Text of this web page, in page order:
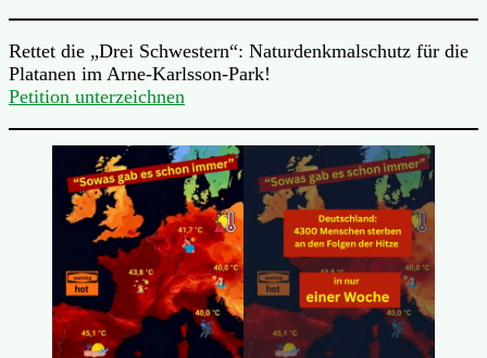
Rettet die „Drei Schwestern“: Naturdenkmalschutz für die
Platanen im Arne-Karlsson-Park!
Petition unterzeichnen